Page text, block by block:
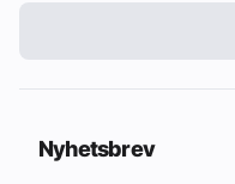
Nyhetsbrev